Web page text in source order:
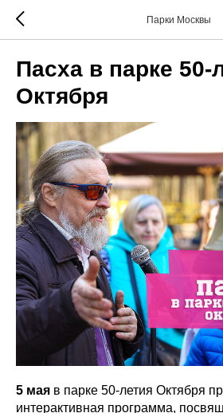
Парки Москвы
Пасха в парке 50-
Октября
5 мая в парке 50-летия Октября
интерактивная программа,